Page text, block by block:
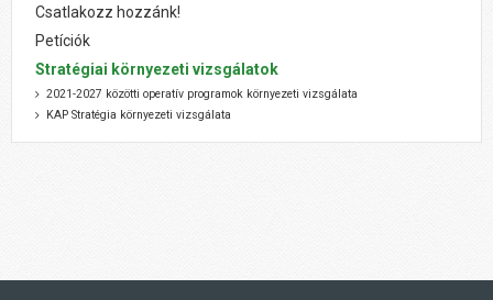
Csatlakozz hozzánk!
Petíciók
Stratégiai környezeti vizsgálatok
2021-2027 közötti operatív programok környezeti vizsgálata
KAP Stratégia környezeti vizsgálata